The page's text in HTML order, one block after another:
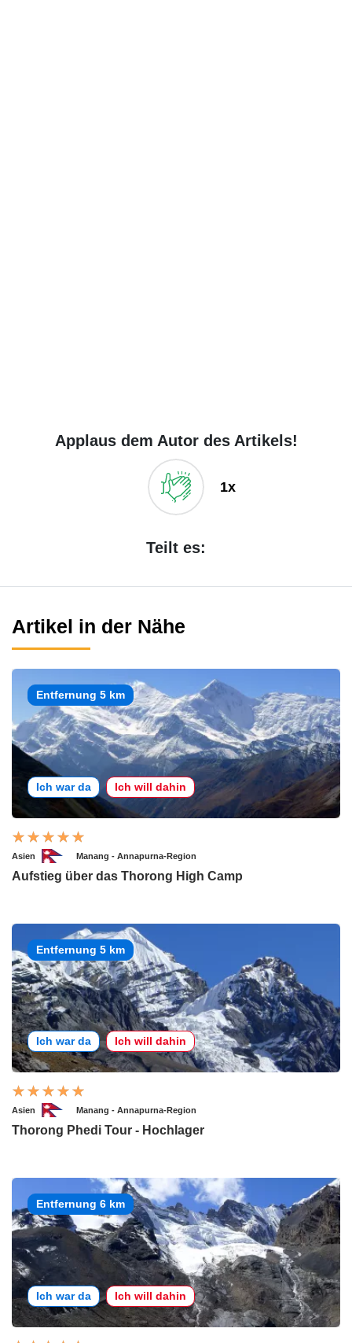
Applaus dem Autor des Artikels!
1x
Teilt es:
Artikel in der Nähe
Entfernung 5 km
Ich war da Ich will dahin
Asien Manang - Annapurna-Region
Aufstieg über das Thorong High Camp
Entfernung 5 km
Ich war da Ich will dahin
Asien Manang - Annapurna-Region
Thorong Phedi Tour - Hochlager
Entfernung 6 km
Ich war da Ich will dahin